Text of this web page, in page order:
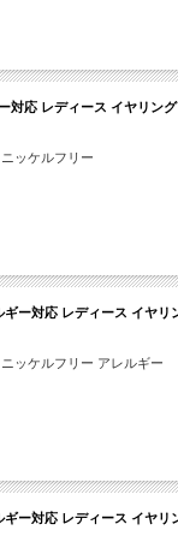
対応 レディース イヤリン
ッケルフリー
ー対応 レディース イヤ
ッケルフリー アレルギー
ー対応 レディース イヤ